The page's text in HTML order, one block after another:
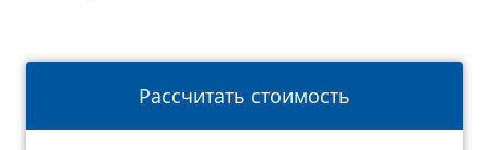
Рассчитать стоимость